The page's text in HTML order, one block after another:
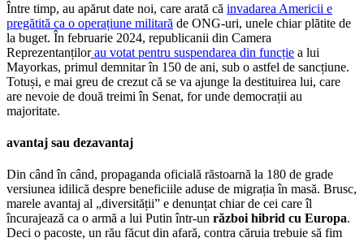
Între timp, au apărut date noi, care arată că invadarea Americii e
pregătită ca o operațiune militară de ONG-uri, unele chiar plătite de
la buget. În februarie 2024, republicanii din Camera
Reprezentanțilorau votat pentru suspendarea din funcție a lui
Mayorkas, primul demnitar în 150 de ani, sub o astfel de sancțiune.
Totuși, e mai greu de crezut că se va ajunge la destituirea lui, care
are nevoie de două treimi în Senat, for unde democrații au
majoritate.
avantaj sau dezavantaj
Din când în când, propaganda oficială răstoarnă la 180 de grade
versiunea idilică despre beneficiile aduse de migrația în masă. Brusc,
marele avantaj al „diversității” e denunțat chiar de cei care îl
încurajează ca o armă a lui Putin într-un război hibrid cu Europa.
Deci o pacoste, un rău făcut din afară, contra căruia trebuie să fim